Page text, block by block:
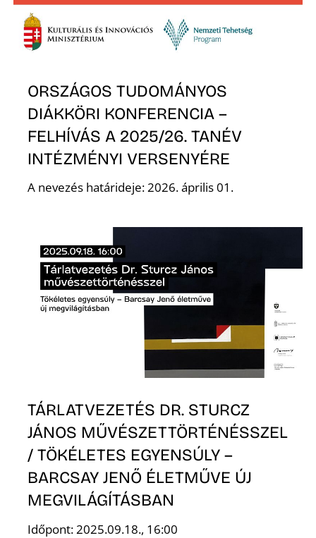
ORSZÁGOS TUDOMÁNYOS
DIÁKKÖRI KONFERENCIA –
FELHÍVÁS A 2025/26. TANÉV
INTÉZMÉNYI VERSENYÉRE
A nevezés határideje: 2026. április 01.
TÁRLATVEZETÉS DR. STURCZ
JÁNOS MŰVÉSZETTÖRTÉNÉSSZEL
/ TÖKÉLETES EGYENSÚLY –
BARCSAY JENŐ ÉLETMŰVE ÚJ
MEGVILÁGÍTÁSBAN
Időpont: 2025.09.18., 16:00